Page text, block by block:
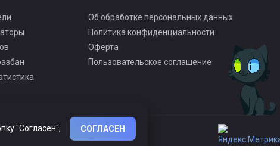
Об обработке персональных данных
Политика конфиденциальности
Оферта
Пользовательское соглашение
"Согласен",
СОГЛАСЕН